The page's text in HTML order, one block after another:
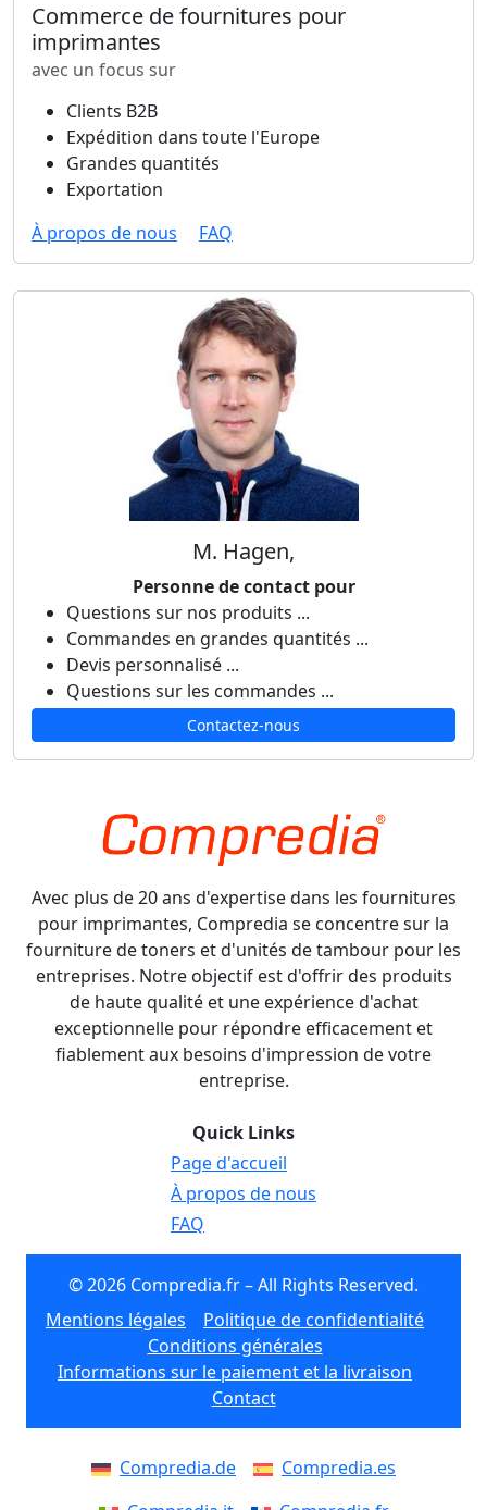
Commerce de fournitures pour
imprimantes
avec un focus sur
Clients B2B
Expédition dans toute l'Europe
Grandes quantités
Exportation
À propos de nous
FAQ
M. Hagen,
Personne de contact pour
Questions sur nos produits ...
Commandes en grandes quantités ...
Devis personnalisé ...
Questions sur les commandes ...
Contactez-nous
Avec plus de 20 ans d'expertise dans les fournitures
pour imprimantes, Compredia se concentre sur la
fourniture de toners et d'unités de tambour pour les
entreprises. Notre objectif est d'offrir des produits
de haute qualité et une expérience d'achat
exceptionnelle pour répondre efficacement et
fiablement aux besoins d'impression de votre
entreprise.
Quick Links
Page d'accueil
À propos de nous
FAQ
© 2026 Compredia.fr – All Rights Reserved.
Mentions légales
Politique de confidentialité
Conditions générales
Informations sur le paiement et la livraison
Contact
Compredia.de
Compredia.es